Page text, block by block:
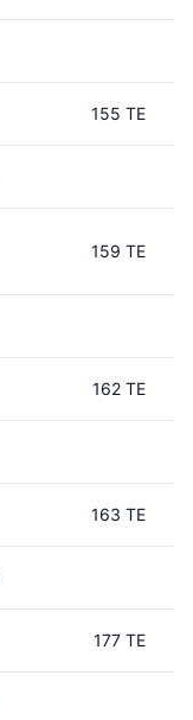
155 TE
159 TE
162 TE
163 TE
177 TE